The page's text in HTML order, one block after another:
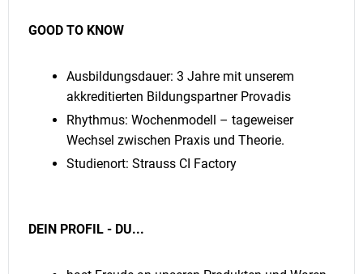
GOOD TO KNOW
Ausbildungsdauer: 3 Jahre mit unserem
akkreditierten Bildungspartner Provadis
Rhythmus: Wochenmodell – tageweiser
Wechsel zwischen Praxis und Theorie.
Studienort: Strauss CI Factory
DEIN PROFIL - DU...